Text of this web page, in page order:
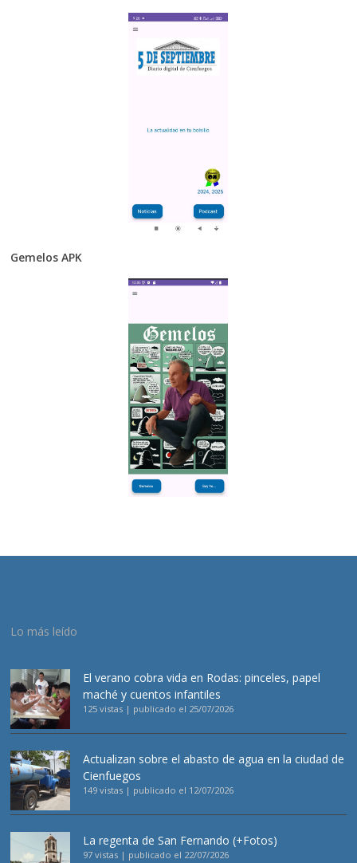
Gemelos APK
Lo más leído
El verano cobra vida en Rodas: pinceles, papel
maché y cuentos infantiles
125 vistas | publicado el 25/07/2026
Actualizan sobre el abasto de agua en la ciudad de
Cienfuegos
149 vistas | publicado el 12/07/2026
La regenta de San Fernando (+Fotos)
97 vistas | publicado el 22/07/2026